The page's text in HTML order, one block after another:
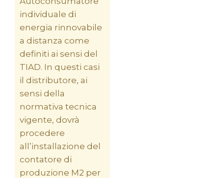
individuale di
energia rinnovabile
a distanza come
definiti ai sensi del
TIAD. In questi casi
il distributore, ai
sensi della
normativa tecnica
vigente, dovrà
procedere
all’installazione del
contatore di
produzione M2 per